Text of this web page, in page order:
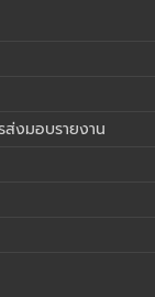
ส่งมอบรายงาน